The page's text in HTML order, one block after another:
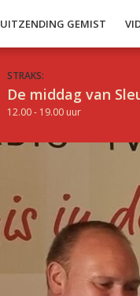
UITZENDING GEMIST
STRAKS:
De middag van
12.00 - 19.00 uur